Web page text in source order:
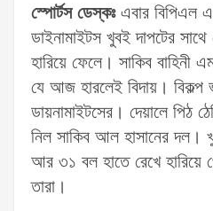
স্পোর্টস ডেস্কঃএবার বিপিএল
ডাইনামাইটস খুবই দাপটের
হারিয়ে ফেলে। সাকিব
যে আজ হারলেই বিদায়। বিকল্প
ডায়নামাইটসের। দেয়ালে পিঠ
নিল সাকিব আল হাসানের দল।
আর ৩১ বল হাতে রেখে হারিয়ে
তারা।